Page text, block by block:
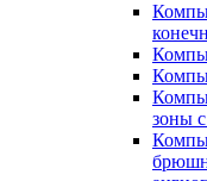
зоны